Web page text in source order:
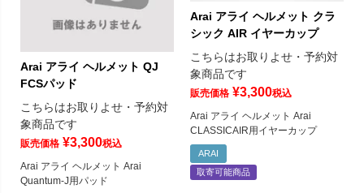
Arai アライ ヘルメット QJ
FCSパッド
こちらはお取りよせ・予約対
象商品です
販売価格 ¥3,300税込
Arai アライ ヘルメット Arai
Quantum-J用パッド
Arai アライ ヘルメット クラ
シック AIR イヤーカップ
こちらはお取りよせ・予約対
象商品です
販売価格 ¥3,300税込
Arai アライ ヘルメット Arai
CLASSICAIR用イヤーカップ
ARAI
取寄可能商品